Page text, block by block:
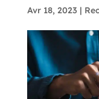
Avr 18, 2023 |